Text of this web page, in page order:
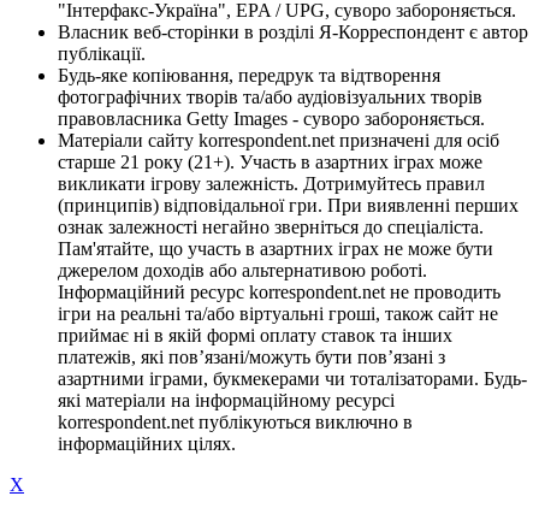
"Інтерфакс-Україна", EPA / UPG, суворо забороняється.
Власник веб-сторінки в розділі Я-Корреспондент є автор
публікації.
Будь-яке копіювання, передрук та відтворення
фотографічних творів та/або аудіовізуальних творів
правовласника Getty Images - суворо забороняється.
Матеріали сайту korrespondent.net призначені для осіб
старше 21 року (21+). Участь в азартних іграх може
викликати ігрову залежність. Дотримуйтесь правил
(принципів) відповідальної гри. При виявленні перших
ознак залежності негайно зверніться до спеціаліста.
Пам'ятайте, що участь в азартних іграх не може бути
джерелом доходів або альтернативою роботі.
Інформаційний ресурс korrespondent.net не проводить
ігри на реальні та/або віртуальні гроші, також сайт не
приймає ні в якій формі оплату ставок та інших
платежів, які пов’язані/можуть бути пов’язані з
азартними іграми, букмекерами чи тоталізаторами. Будь-
які матеріали на інформаційному ресурсі
korrespondent.net публікуються виключно в
інформаційних цілях.
X